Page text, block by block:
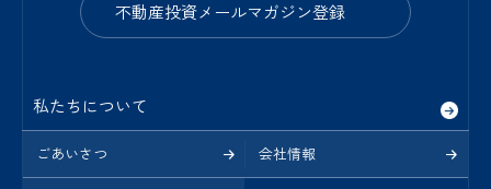
不動産投資メールマガジン登録
私たちについて
ごあいさつ 会社情報